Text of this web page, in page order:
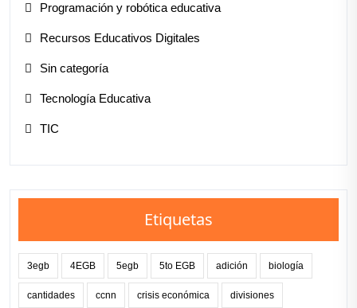
Programación y robótica educativa
Recursos Educativos Digitales
Sin categoría
Tecnología Educativa
TIC
Etiquetas
3egb 4EGB 5egb 5to EGB adición biología
cantidades ccnn crisis económica divisiones